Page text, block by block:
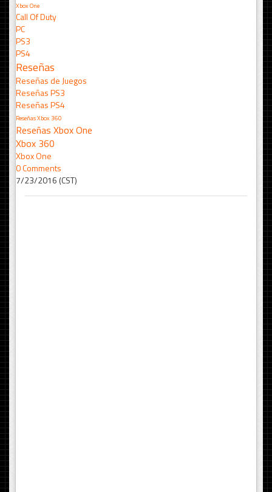
Xbox One
Call Of Duty
PC
PS3
PS4
Reseñas
Reseñas de Juegos
Reseñas PS3
Reseñas PS4
Reseñas Xbox 360
Reseñas Xbox One
Xbox 360
Xbox One
0 Comments
7/23/2016 (CST)